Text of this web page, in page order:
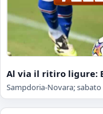
Al via il ritiro ligure:
Sampdoria-Novara;